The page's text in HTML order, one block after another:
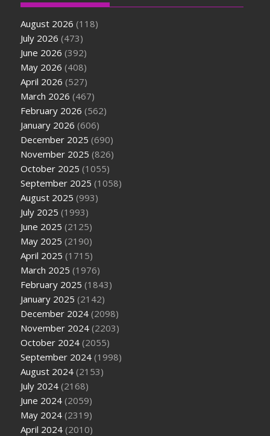
August 2026 (118)
July 2026 (473)
June 2026 (392)
May 2026 (408)
April 2026 (527)
March 2026 (467)
February 2026 (562)
January 2026 (606)
December 2025 (690)
November 2025 (826)
October 2025 (1055)
September 2025 (1058)
August 2025 (993)
July 2025 (1993)
June 2025 (2125)
May 2025 (2190)
April 2025 (1715)
March 2025 (1976)
February 2025 (1843)
January 2025 (2142)
December 2024 (2098)
November 2024 (2203)
October 2024 (2055)
September 2024 (1998)
August 2024 (2153)
July 2024 (2168)
June 2024 (2059)
May 2024 (2319)
April 2024 (2010)